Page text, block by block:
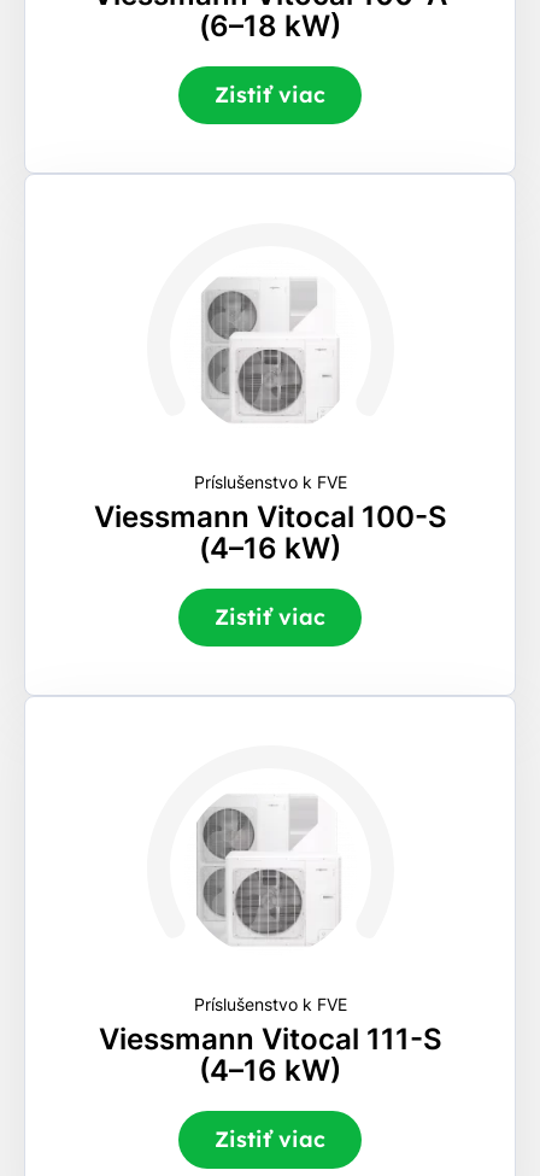
(6–18 kW)
Zistiť viac
Príslušenstvo k FVE
Viessmann Vitocal 100-S
(4–16 kW)
Zistiť viac
Príslušenstvo k FVE
Viessmann Vitocal 111-S
(4–16 kW)
Zistiť viac